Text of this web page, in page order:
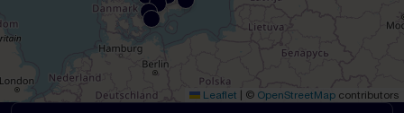
Leaflet © OpenStreetMap contributors